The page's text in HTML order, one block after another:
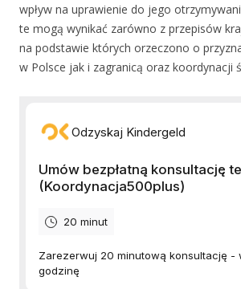
wpływ na uprawienie do jego
te mogą wynikać zarówno z przepisów
na podstawie których orzeczono o
w Polsce jak i zagranicą oraz koordynacji